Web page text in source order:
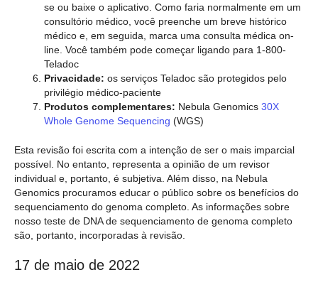
se ou baixe o aplicativo. Como faria normalmente em um
consultório médico, você preenche um breve histórico
médico e, em seguida, marca uma consulta médica on-
line. Você também pode começar ligando para 1-800-
Teladoc
Privacidade: os serviços Teladoc são protegidos pelo
privilégio médico-paciente
Produtos complementares: Nebula Genomics 30X
Whole Genome Sequencing (WGS)
Esta revisão foi escrita com a intenção de ser o mais imparcial
possível. No entanto, representa a opinião de um revisor
individual e, portanto, é subjetiva. Além disso, na Nebula
Genomics procuramos educar o público sobre os benefícios do
sequenciamento do genoma completo. As informações sobre
nosso teste de DNA de sequenciamento de genoma completo
são, portanto, incorporadas à revisão.
17 de maio de 2022